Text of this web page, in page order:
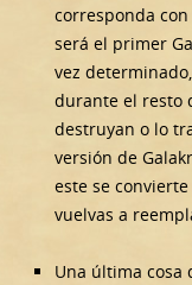
corresponda
será el primer
vez
durante el resto
destruyan o lo
versión de
este se
vuelvas a
Una última cosa